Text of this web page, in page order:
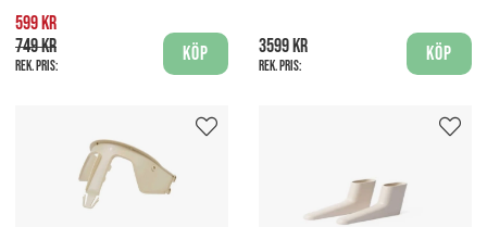
599 kr
749 kr
Rek. pris:
Köp 3599 kr
Rek. pris:
Köp